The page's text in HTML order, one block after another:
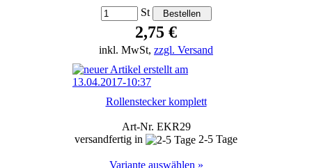
St
2,75 €
inkl. MwSt, zzgl. Versand
Rollenstecker komplett
Art-Nr. EKR29
versandfertig in
2-5 Tage
Variante auswählen »